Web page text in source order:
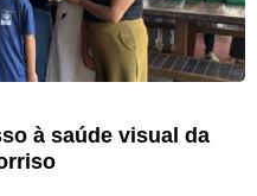
à saúde visual da